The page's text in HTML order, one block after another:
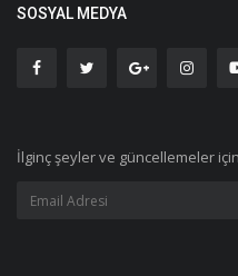
SOSYAL MEDYA
İlginç şeyler ve güncellemeler